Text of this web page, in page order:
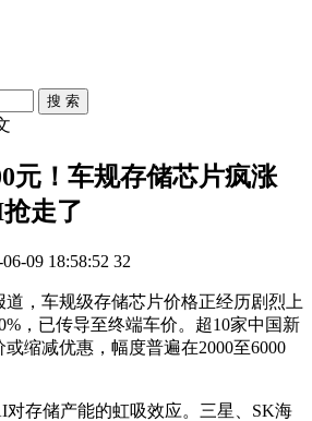
搜 索
元！车规存储芯片疯涨
走了
06-09 18:58:52 32
，车规级存储芯片价格正经历剧烈上
，已传导至终端车价。超10家中国新
缩减优惠，幅度普遍在2000至6000
存储产能的虹吸效应。三星、SK海